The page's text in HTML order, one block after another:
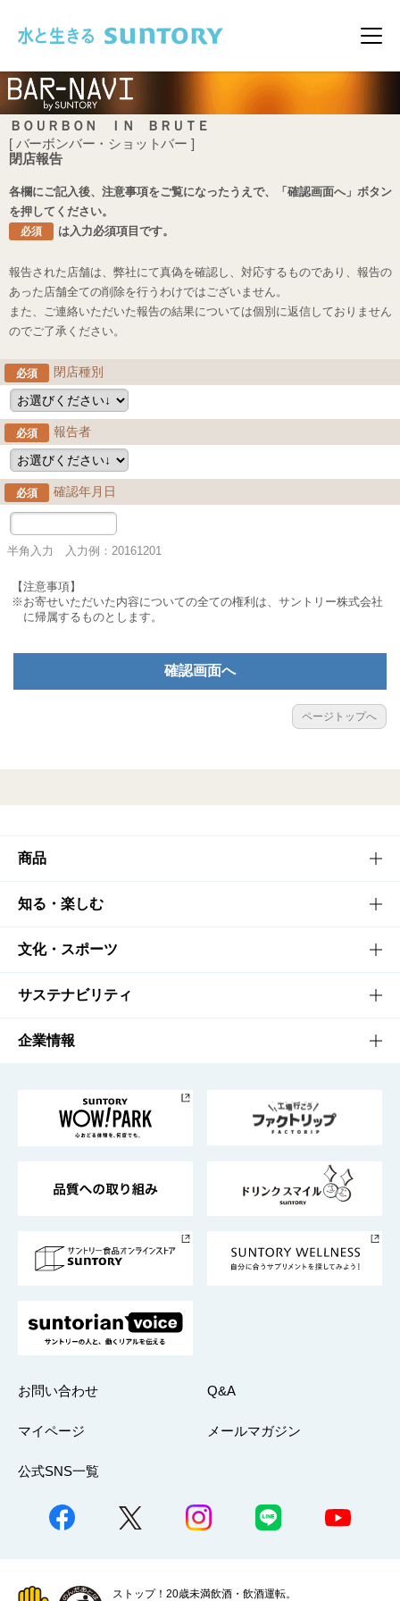
メ
ＢＯＵＲＢＯＮ ＩＮ ＢＲＵＴＥ
[ バーボンバー・ショットバー ]
閉店報告
各欄にご記入後、注意事項をご覧になったうえで、「確認画面へ」ボタン
を押してください。
必須 は入力必須項目です。
報告された店舗は、弊社にて真偽を確認し、対応するものであり、報告の
あった店舗全ての削除を行うわけではございません。
また、ご連絡いただいた報告の結果については個別に返信しておりません
のでご了承ください。
必須 閉店種別
必須 報告者
必須 確認年月日
半角入力 入力例：20161201
【注意事項】
※お寄せいただいた内容についての全ての権利は、サントリー株式会社
に帰属するものとします。
確認画面へ
ページトップへ
商品
商品TOP
商品一覧
商品発売情報
栄養成分一覧
知る・楽しむ
知る・楽しむTOP
キャンペーン
工場見学
地域情報
文化・スポーツ
文化・スポーツTOP
サントリーホール
サントリーサンバーズ大阪
サステナビリティ
サステナビリティTOP
サントリーが考えるサステナビリティ経営
企業情報
企業概要
採用情報
お問い合わせ Q&A
マイページ メールマガジン
公式SNS一覧
ストップ！20歳未満飲酒・飲酒運転。